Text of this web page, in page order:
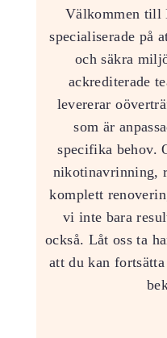
Välkommen till
specialiserade på
och säkra
ackrediterade
levererar
som är
specifika behov.
nikotinavrinning,
komplett
vi inte bara
också. Låt oss ta
att du kan